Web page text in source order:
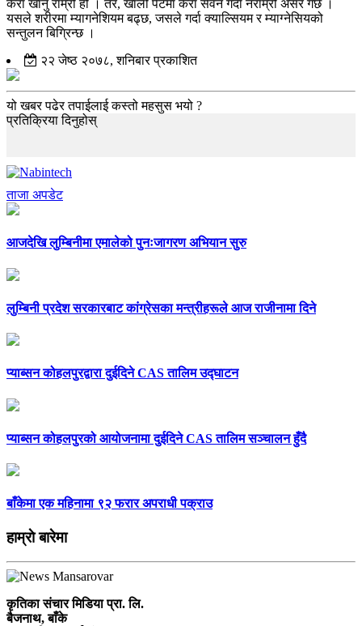
केरा खानु राम्रो हो । तर, खाली पेटमा केरा सेवन गर्दा नराम्रो असर गर्छ ।
यसले शरीरमा म्यागनेशियम बढ्छ, जसले गर्दा क्याल्सियम र म्याग्नेसियको
सन्तुलन बिग्रिन्छ ।
२२ जेष्ठ २०७८, शनिबार प्रकाशित
यो खबर पढेर तपाईलाई कस्तो महसुस भयो ?
प्रतिक्रिया दिनुहोस्
ताजा अपडेट
आजदेखि लुम्बिनीमा एमालेको पुनःजागरण अभियान सुरु
लुम्बिनी प्रदेश सरकारबाट कांग्रेसका मन्त्रीहरूले आज राजीनामा दिने
प्याब्सन कोहलपुरद्वारा दुईदिने CAS तालिम उद्घाटन
प्याब्सन कोहलपुरको आयोजनामा दुईदिने CAS तालिम सञ्चालन हुँदै
बाँकेमा एक महिनामा ९२ फरार अपराधी पक्राउ
हाम्राे बारेमा
कृतिका संचार मिडिया प्रा. लि.
बैजनाथ, बाँके